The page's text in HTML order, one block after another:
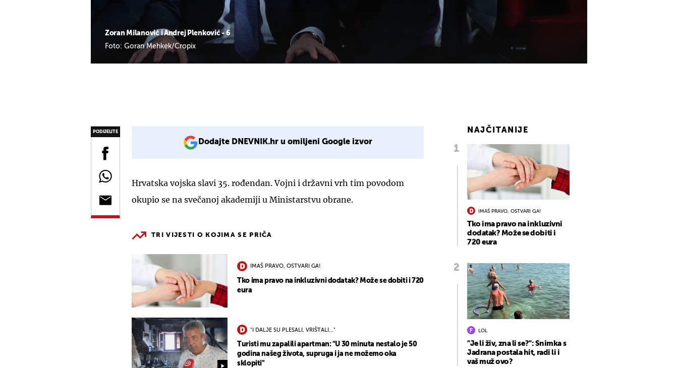
Zoran Milanović i Andrej Plenković - 6
Foto: Goran Mehkek/Cropix
PODIJELITE
Dodajte DNEVNIK.hr u omiljeni Google izvor
Hrvatska vojska slavi 35. rođendan. Vojni i državni vrh tim povodom
okupio se na svečanoj akademiji u Ministarstvu obrane.
TRI VIJESTI O KOJIMA SE PRIČA
IMAŠ PRAVO, OSTVARI GA!
Tko ima pravo na inkluzivni dodatak? Može se dobiti i 720
eura
"I DALJE SU PLESALI, VRIŠTALI..."
Turisti mu zapalili apartman: "U 30 minuta nestalo je 50
godina našeg života, supruga i ja ne možemo oka
sklopiti"
NAJČITANIJE
IMAŠ PRAVO, OSTVARI GA!
Tko ima pravo na inkluzivni
dodatak? Može se dobiti i
720 eura
LOL
"Je li živ, zna li se?": Snimka s
Jadrana postala hit, radi li i
vaš muž ovo?